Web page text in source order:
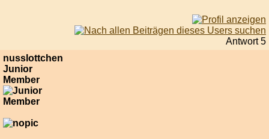
Antwort 5
nusslottchen
Junior
Member